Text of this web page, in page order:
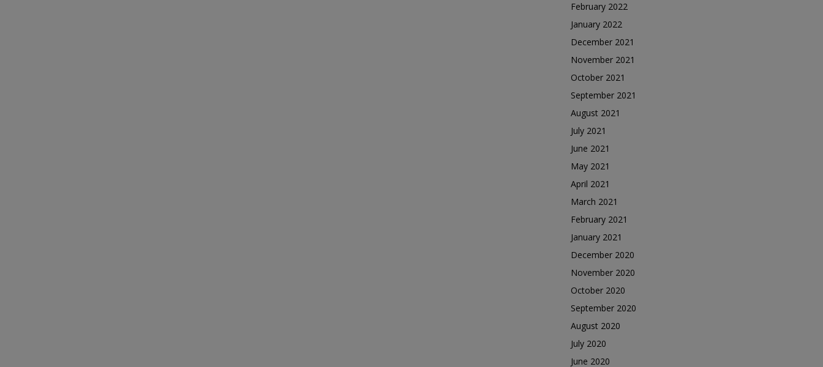
February 2022
January 2022
December 2021
November 2021
October 2021
September 2021
August 2021
July 2021
June 2021
May 2021
April 2021
March 2021
February 2021
January 2021
December 2020
November 2020
October 2020
September 2020
August 2020
July 2020
June 2020